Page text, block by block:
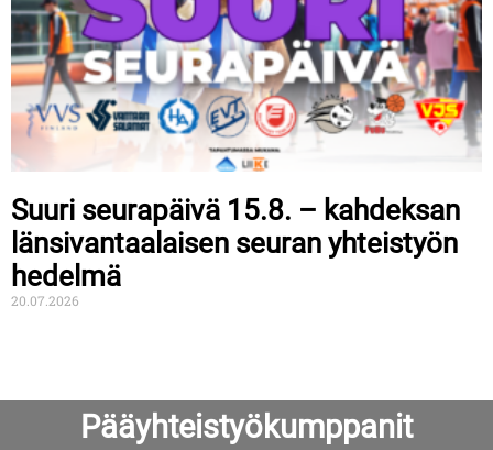
Suuri seurapäivä 15.8. – kahdeksan
länsivantaalaisen seuran yhteistyön
hedelmä
20.07.2026
Pääyhteistyökumppanit